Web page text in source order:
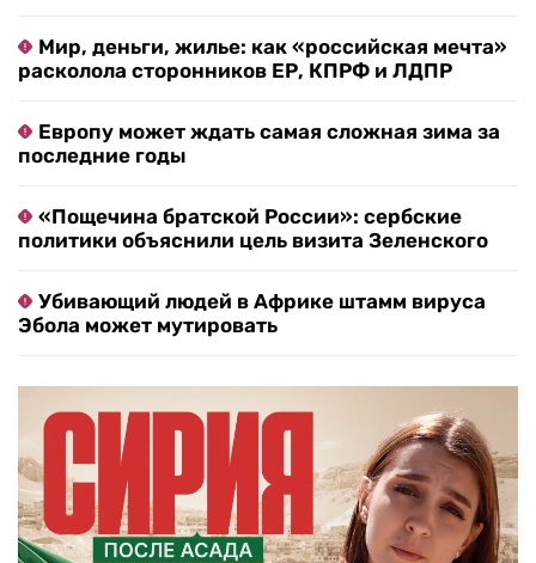
Мир, деньги, жилье: как «российская мечта»
расколола сторонников ЕР, КПРФ и ЛДПР
Европу может ждать самая сложная зима за
последние годы
«Пощечина братской России»: сербские
политики объяснили цель визита Зеленского
Убивающий людей в Африке штамм вируса
Эбола может мутировать